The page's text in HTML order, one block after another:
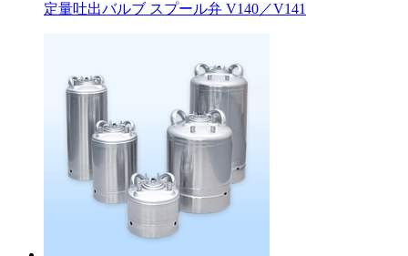
定量吐出バルブ スプール弁 V140／V141